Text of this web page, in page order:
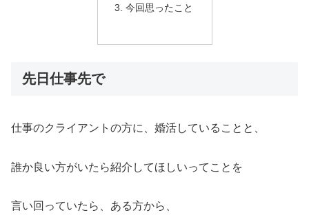
今回思ったこと
先日仕事先で
仕事のクライアントの方に、婚活していることと、
誰か良い方がいたら紹介してほしいってことを
言い回っていたら、ある方から、